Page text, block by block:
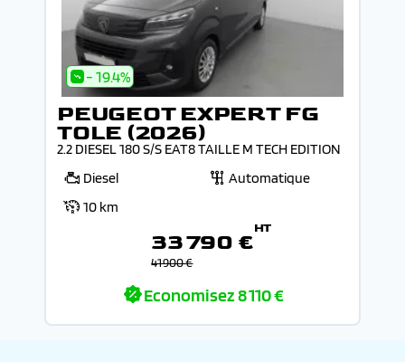
- 19.4%
PEUGEOT EXPERT FG
TOLE (2026)
2.2 DIESEL 180 S/S EAT8 TAILLE M TECH EDITION
Diesel
Automatique
10 km
33 790 €
HT
41 900 €
Economisez8 110 €